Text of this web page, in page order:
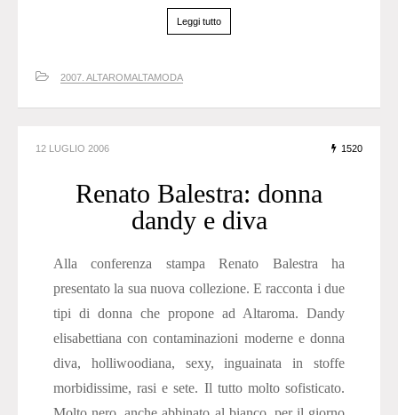
Leggi tutto
2007. ALTAROMALTAMODA
12 LUGLIO 2006 1520
Renato Balestra: donna
dandy e diva
Alla conferenza stampa Renato Balestra ha
presentato la sua nuova collezione. E racconta i due
tipi di donna che propone ad Altaroma. Dandy
elisabettiana con contaminazioni moderne e donna
diva, holliwoodiana, sexy, inguainata in stoffe
morbidissime, rasi e sete. Il tutto molto sofisticato.